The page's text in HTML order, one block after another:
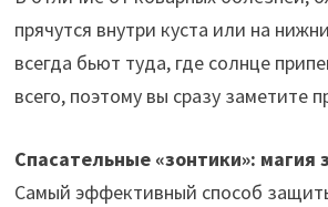
прячутся внутри куста или на
всегда бьют туда, где солнце
всего, поэтому вы сразу заметите
Спасательные «зонтики»: магия
Самый эффективный способ